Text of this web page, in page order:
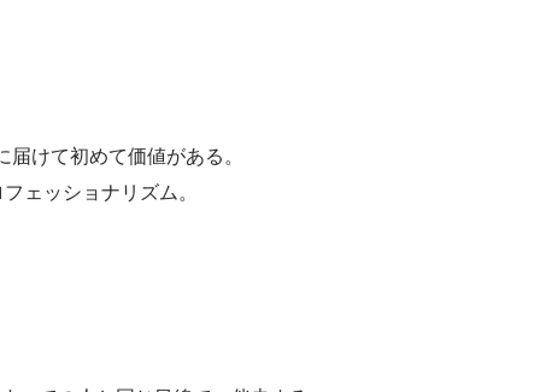
けて初めて価値がある。
ェッショナリズム。